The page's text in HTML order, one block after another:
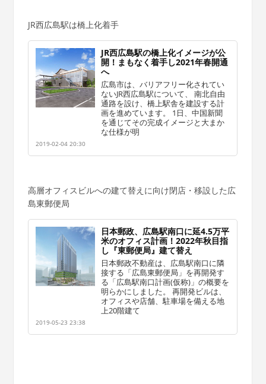
JR西広島駅は橋上化着手
JR西広島駅の橋上化イメージが公
開！まもなく着手し2021年春開通
へ
広島市は、バリアフリー化されてい
ないJR西広島駅について、 南北自由
通路を設け、橋上駅舎を建設する計
画を進めています。 1日、中国新聞
を通じてその完成イメージと大まか
な仕様が明
2019-02-04 20:30
高層オフィスビルへの建て替えに向け閉店・移設した広
島東郵便局
日本郵政、広島駅南口に延4.5万平
米のオフィス計画！2022年秋目指
し『東郵便局』建て替え
日本郵政不動産は、広島駅南口に隣
接する「広島東郵便局」を再開発す
る「広島駅南口計画(仮称)」の概要を
明らかにしました。 再開発ビルは、
オフィスや店舗、駐車場を備える地
上20階建て
2019-05-23 23:38